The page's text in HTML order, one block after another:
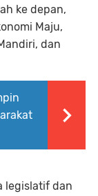
ke depan,
Maju,
dan
legislatif dan